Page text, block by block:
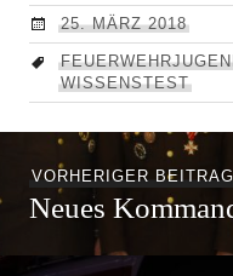
25. MÄRZ 2018
WISSENSTEST
VORHERIGER BEITRAG
Neues